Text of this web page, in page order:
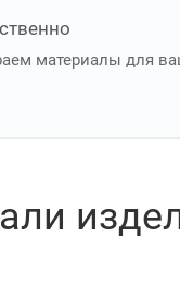
материалы для